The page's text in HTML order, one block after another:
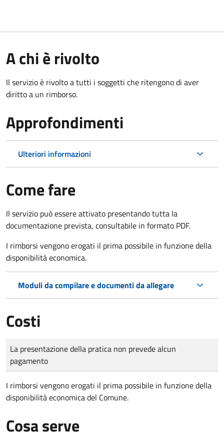
A chi è rivolto
Il servizio è rivolto a tutti i soggetti che ritengono di aver
diritto a un rimborso.
Approfondimenti
Ulteriori informazioni
Come fare
Il servizio può essere attivato presentando tutta la
documentazione prevista, consultabile in formato PDF.
I rimborsi vengono erogati il prima possibile in funzione della
disponibilità economica.
Moduli da compilare e documenti da allegare
Costi
Tipo di pagamento
Importo
La presentazione della pratica non prevede alcun
pagamento
I rimborsi vengono erogati il prima possibile in funzione della
disponibilità economica del Comune.
Cosa serve